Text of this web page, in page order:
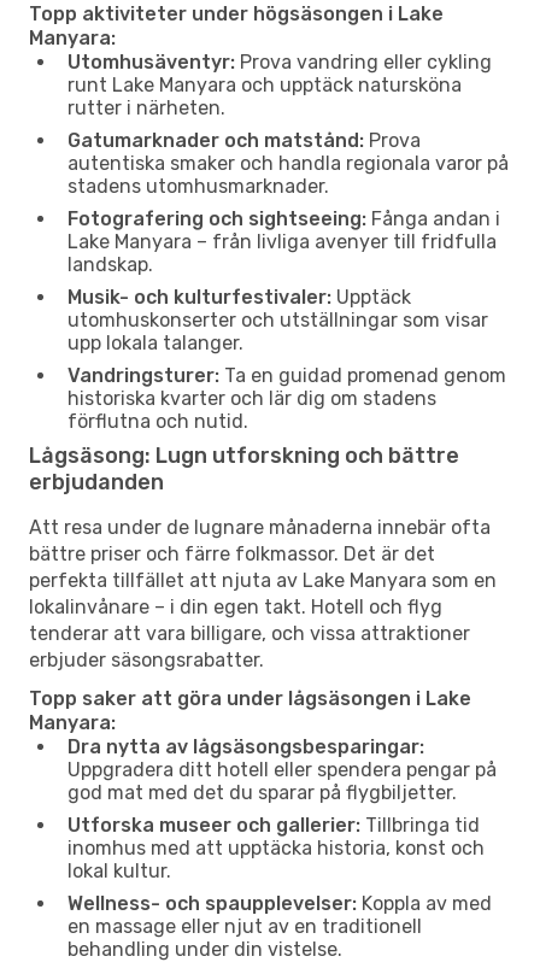
Topp aktiviteter under högsäsongen i Lake
Manyara:
Utomhusäventyr: Prova vandring eller cykling
runt Lake Manyara och upptäck natursköna
rutter i närheten.
Gatumarknader och matstånd: Prova
autentiska smaker och handla regionala varor på
stadens utomhusmarknader.
Fotografering och sightseeing: Fånga andan i
Lake Manyara – från livliga avenyer till fridfulla
landskap.
Musik- och kulturfestivaler: Upptäck
utomhuskonserter och utställningar som visar
upp lokala talanger.
Vandringsturer: Ta en guidad promenad genom
historiska kvarter och lär dig om stadens
förflutna och nutid.
Lågsäsong: Lugn utforskning och bättre
erbjudanden
Att resa under de lugnare månaderna innebär ofta
bättre priser och färre folkmassor. Det är det
perfekta tillfället att njuta av Lake Manyara som en
lokalinvånare – i din egen takt. Hotell och flyg
tenderar att vara billigare, och vissa attraktioner
erbjuder säsongsrabatter.
Topp saker att göra under lågsäsongen i Lake
Manyara:
Dra nytta av lågsäsongsbesparingar:
Uppgradera ditt hotell eller spendera pengar på
god mat med det du sparar på flygbiljetter.
Utforska museer och gallerier: Tillbringa tid
inomhus med att upptäcka historia, konst och
lokal kultur.
Wellness- och spaupplevelser: Koppla av med
en massage eller njut av en traditionell
behandling under din vistelse.